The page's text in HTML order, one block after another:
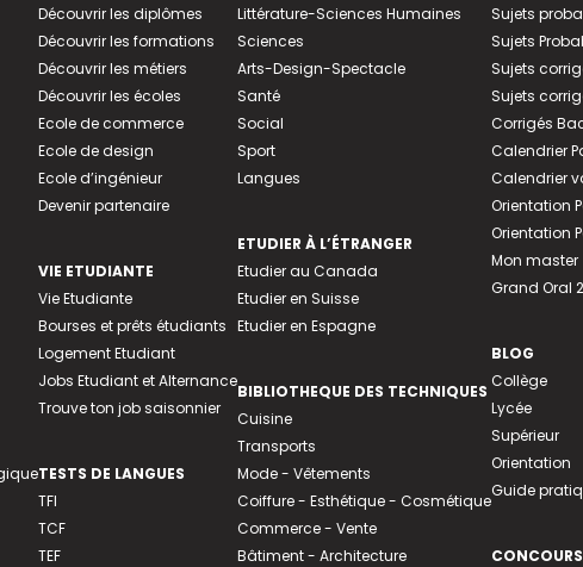
Découvrir les diplômes
Découvrir les formations
Découvrir les métiers
Découvrir les écoles
Ecole de commerce
Ecole de design
Ecole d’ingénieur
Devenir partenaire
VIE ETUDIANTE
Vie Etudiante
Bourses et prêts étudiants
Logement Etudiant
Jobs Etudiant et Alternance
Trouve ton job saisonnier
TESTS DE LANGUES
TFI
TCF
TEF
Littérature-Sciences Humaines
Sciences
Arts-Design-Spectacle
Santé
Social
Sport
Langues
ETUDIER À L’ÉTRANGER
Etudier au Canada
Etudier en Suisse
Etudier en Espagne
BIBLIOTHEQUE DES TECHNIQUES
Cuisine
Transports
Mode - Vêtements
Coiffure - Esthétique - Cosmétique
Commerce - Vente
Bâtiment - Architecture
Sujets
Sujets
Sujets
Sujets
Corrigés
Calendrier
Calendrier
Orientation
Orientation
Mon master
Grand Oral
BLOG
Collège
Lycée
Supérieur
Orientation
Guide
CONCOURS